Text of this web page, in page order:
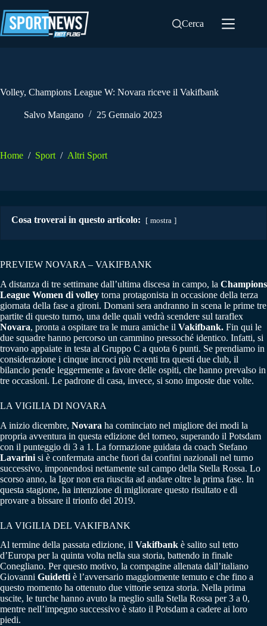
al
contenuto
Cerca
Volley, Champions League W: Novara riceve il Vakifbank
Salvo Mangano 25 Gennaio 2023
Home / Sport / Altri Sport
Cosa troverai in questo articolo: mostra
PREVIEW NOVARA – VAKIFBANK
A distanza di tre settimane dall’ultima discesa in campo, la Champions
League Women di volley torna protagonista in occasione della terza
giornata della fase a gironi. Domani sera andranno in scena le prime tre
partite di questo turno, una delle quali vedrà scendere sul taraflex
Novara, pronta a ospitare tra le mura amiche il Vakifbank. Fin qui le
due squadre hanno percorso un cammino pressoché identico. Infatti, si
trovano appaiate in testa al Gruppo C a quota 6 punti. Se prendiamo in
considerazione i cinque incroci più recenti tra questi due club, il
bilancio pende leggermente a favore delle ospiti, che hanno prevalso in
tre occasioni. Le padrone di casa, invece, si sono imposte due volte.
LA VIGILIA DI NOVARA
A inizio dicembre, Novara ha cominciato nel migliore dei modi la
propria avventura in questa edizione del torneo, superando il Potsdam
con il punteggio di 3 a 1. La formazione guidata da coach Stefano
Lavarini si è confermata anche fuori dai confini nazionali nel turno
successivo, imponendosi nettamente sul campo della Stella Rossa. Lo
scorso anno, la Igor non era riuscita ad andare oltre la prima fase. In
questa stagione, ha intenzione di migliorare questo risultato e di
provare a bissare il trionfo del 2019.
LA VIGILIA DEL VAKIFBANK
Al termine della passata edizione, il Vakifbank è salito sul tetto
d’Europa per la quinta volta nella sua storia, battendo in finale
Conegliano. Per questo motivo, la compagine allenata dall’italiano
Giovanni Guidetti è l’avversario maggiormente temuto e che fino a
questo momento ha ottenuto due vittorie senza storia. Nella prima
uscite, le turche hanno avuto la meglio sulla Stella Rossa per 3 a 0,
mentre nell’impegno successivo è stato il Potsdam a cadere ai loro
piedi.